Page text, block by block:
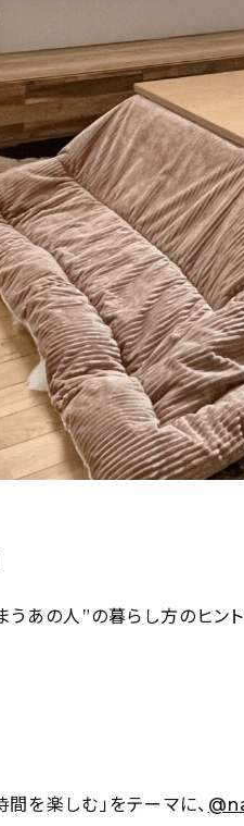
うあの人”の暮らし方のヒン
を楽しむ」をテーマに、